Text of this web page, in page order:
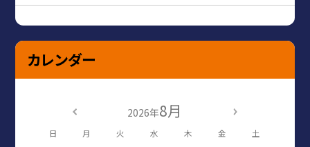
カレンダー
2026年8月
日 月 火 水 木 金 土